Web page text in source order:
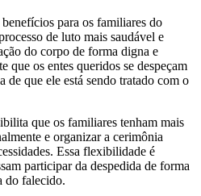
para os familiares do
de luto mais saudável e
do corpo de forma digna e
que os entes queridos se despeçam
de que ele está sendo tratado com o
que os familiares tenham mais
e organizar a cerimônia
Essa flexibilidade é
participar da despedida de forma
do falecido.